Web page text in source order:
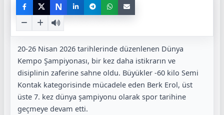
N
20-26 Nisan 2026 tarihlerinde düzenlenen Dünya
Kempo Şampiyonası, bir kez daha istikrarın ve
disiplinin zaferine sahne oldu. Büyükler -60 kilo Semi
Kontak kategorisinde mücadele eden Berk Erol, üst
üste 7. kez dünya şampiyonu olarak spor tarihine
geçmeye devam etti.